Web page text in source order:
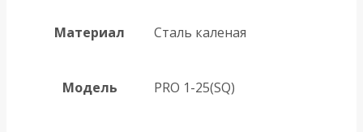
Материал Сталь каленая
Модель PRO 1-25(SQ)